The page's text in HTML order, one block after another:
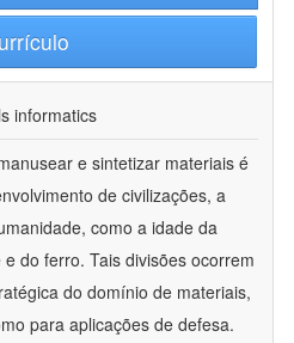
informatics
e sintetizar materiais é
de civilizações, a
como a idade da
do ferro. Tais divisões ocorrem
do domínio de materiais,
para aplicações de defesa.